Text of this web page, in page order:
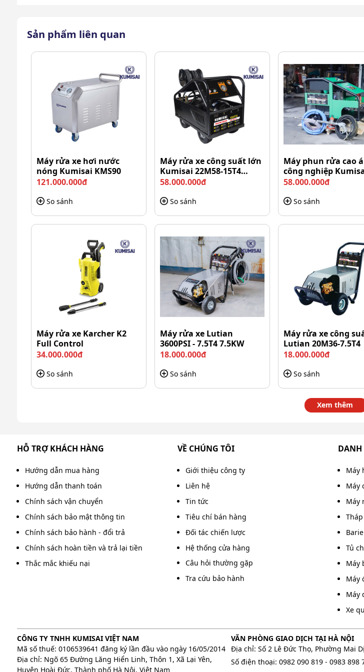
Vệ sinh xịt rửa phương tiện, các bề mặt, công trình xây dựng hiệu quả
Rửa xe ô tô, xe máy: Chỉ trong vài phút, chiếc xe của bạn sẽ trở nên bóng loáng như
Vệ sinh sân vườn: Làm sạch sân vườn, hàng rào, lối đi một cách nhanh chóng.
Làm sạch các bề mặt cứng: Vệ sinh tường nhà, sàn nhà, đồ dùng ngoài trời...
Gara chuyên nghiệp: Trợ thủ đắc lực vệ sinh các phương tiện nhanh chóng.
Lý do máy rửa xe Lutian 5.5KW 3200PSI ngày
những ưu điểm dưới đây:
Thiết kế tiện nghi, dễ sử dụng
Máy bơm rửa xe Lutian
3200PSI - 5.5KW được thiết kế với trọng tâm là sự tiện dụng.
quan, dễ thao tác giúp bạn dễ dàng điều chỉnh áp lực nước và các chế độ làm việc.
Sản phẩm liên quan
Máy rửa xe hơi nước
nóng Kumisai KMS90
121.000.000đ
So sánh
Máy rửa xe công suất lớn
Kumisai 22M58-15T4
(15Kw)
58.000.000đ
So sánh
Máy phun rửa cao
công nghiệp
KMS-350/15
58.000.000đ
So sánh
Máy rửa xe Karcher K2
Full Control
34.000.000đ
So sánh
Máy rửa xe Lutian
3600PSI - 7.5T4 7.5KW
18.000.000đ
So sánh
Máy rửa xe công
Lutian 20M36-7.5T4
18.000.000đ
So sánh
Xem thêm
HỖ TRỢ KHÁCH HÀNG
Hướng dẫn mua hàng
Hướng dẫn thanh toán
Chính sách vận chuyển
Chính sách bảo mật thông tin
Chính sách bảo hành - đổi trả
Chính sách hoàn tiền và trả lại tiền
Thắc mắc khiếu nại
VỀ CHÚNG TÔI
Giới thiệu công ty
Liên hệ
Tin tức
Tiêu chí bán hàng
Đối tác chiến lược
Hệ thống cửa hàng
Câu hỏi thường gặp
Tra cứu bảo hành
DANH
Máy
Máy
Máy
Tủ
Máy
Máy
Máy
Xe
CÔNG TY TNHH KUMISAI VIỆT NAM
Mã số thuế: 0106539641 đăng ký lần đầu vào ngày 16/05/2014
Địa chỉ: Ngõ 65 Đường Lăng Hiển Linh, Thôn 1, Xã Lại Yên,
Huyện Hoài Đức, Thành phố Hà Nội, Việt Nam
VĂN PHÒNG GIAO DỊCH TẠI HÀ NỘI
Địa chỉ: Số 2 Lê Đức Thọ, Phường Mai
Số điện thoại: 0982 090 819- 0983 898